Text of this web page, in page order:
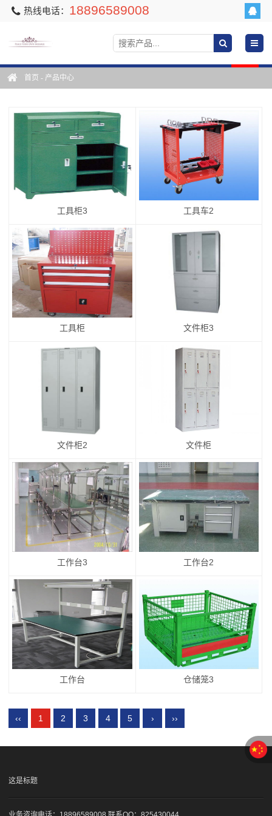
热线电话： 18896589008
首页 - 产品中心
工具柜3 工具车2
工具柜 文件柜3
文件柜2 文件柜
工作台3 工作台2
工作台 仓储笼3
‹‹ 1 2 3 4 5 › ››
这是标题